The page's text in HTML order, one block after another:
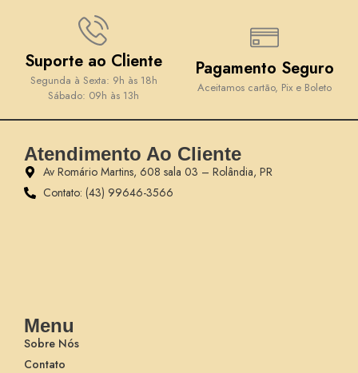
Suporte ao Cliente
Segunda à Sexta: 9h às 18h
Sábado: 09h às 13h
Pagamento Seguro
Aceitamos cartão, Pix e Boleto
Atendimento Ao Cliente
Av Romário Martins, 608 sala 03 – Rolândia, PR
Contato: (43) 99646-3566
Menu
Sobre Nós
Contato